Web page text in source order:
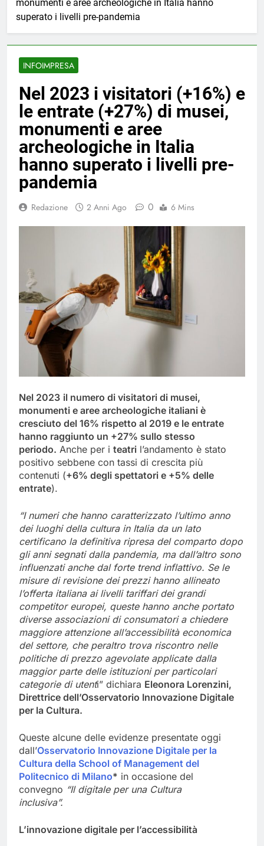
monumenti e aree archeologiche in Italia hanno
superato i livelli pre-pandemia
INFOIMPRESA
Nel 2023 i visitatori (+16%) e
le entrate (+27%) di musei,
monumenti e aree
archeologiche in Italia
hanno superato i livelli pre-
pandemia
Redazione 2 Anni Ago 0 6 Mins
Nel 2023 il numero di visitatori di musei,
monumenti e aree archeologiche italiani è
cresciuto del 16% rispetto al 2019 e le entrate
hanno raggiunto un +27% sullo stesso
periodo. Anche per i teatri l’andamento è stato
positivo sebbene con tassi di crescita più
contenuti (+6% degli spettatori e +5% delle
entrate).
“I numeri che hanno caratterizzato l’ultimo anno
dei luoghi della cultura in Italia da un lato
certificano la definitiva ripresa del comparto dopo
gli anni segnati dalla pandemia, ma dall’altro sono
influenzati anche dal forte trend inflattivo. Se le
misure di revisione dei prezzi hanno allineato
l’offerta italiana ai livelli tariffari dei grandi
competitor europei, queste hanno anche portato
diverse associazioni di consumatori a chiedere
maggiore attenzione all’accessibilità economica
del settore, che peraltro trova riscontro nelle
politiche di prezzo agevolate applicate dalla
maggior parte delle istituzioni per particolari
categorie di utenti” dichiara Eleonora Lorenzini,
Direttrice dell’Osservatorio Innovazione Digitale
per la Cultura.
Queste alcune delle evidenze presentate oggi
dall’Osservatorio Innovazione Digitale per la
Cultura della School of Management del
Politecnico di Milano* in occasione del
convegno “Il digitale per una Cultura
inclusiva”.
L’innovazione digitale per l’accessibilità